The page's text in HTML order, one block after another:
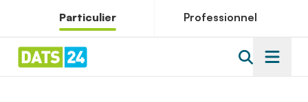
Particulier Professionnel